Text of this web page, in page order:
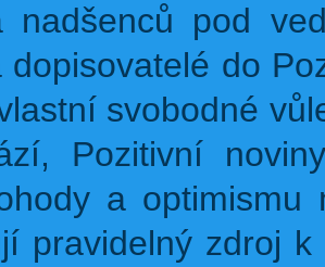
nadšenců pod
dopisovatelé do
svobodné
Pozitivní
a
pravidelný zdroj